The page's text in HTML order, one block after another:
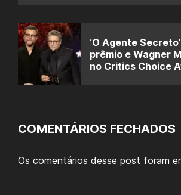
‘O Agente
prêmio e Wagner
no Critics Choice
COMENTÁRIOS FECHADOS
Os comentários desse post foram